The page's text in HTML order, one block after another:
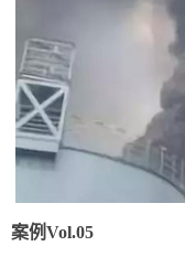
案例Vol.05